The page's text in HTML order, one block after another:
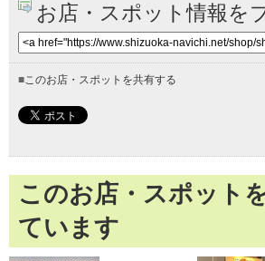
お店・スポット情報を
■このお店・スポットを共有する
このお店・スポット
ています